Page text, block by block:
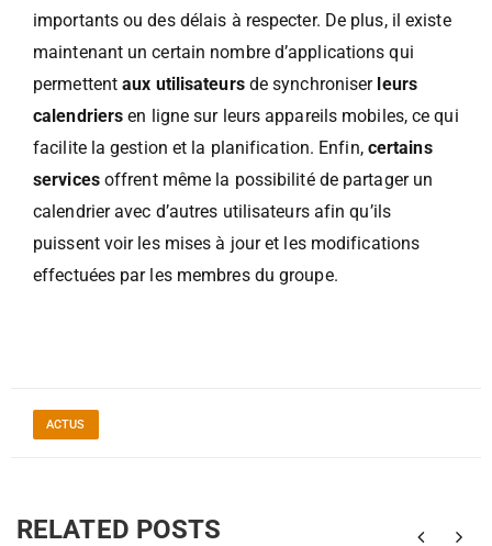
importants ou des délais à respecter. De plus, il existe
maintenant un certain nombre d’applications qui
permettentaux utilisateurs de synchroniser leurs
calendriers en ligne sur leurs appareils mobiles, ce qui
facilite la gestion et la planification. Enfin, certains
servicesoffrent même la possibilité de partager un
calendrier avec d’autres utilisateurs afin qu’ils
puissent voir les mises à jour et les modifications
effectuées par les membres du groupe.
ACTUS
RELATED POSTS